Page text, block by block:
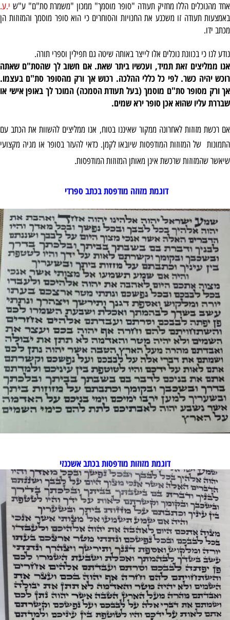
אחד מהנוכלים הללו מחזיק תעודה "סופר מוסמך" ממכון "משמרת סת"ם" ע"ש י.ע.
באמצעות תעודה זו משכנע את החנויות והסוחרים כי הוא סופר מוסמך והמזוזות הן
מכתב ידו.
נודע לנו כי בכוונת נוכלים אלו לייצר באותה שיטה גם תפילין וספרי תורה.
אנו ממליצים זאת תמיד, ועכשיו ביתר שאת. אם חשוב לך שהסת"ם שאתה
רוכש יהיה כשר. לפי כל כללי ההלכה. רכוש אך ורק מהסופר סת"ם בעצמו.
אך ורק מסופר סת"ם מוסמך (בעל תעודת הסמכה) המוכר לך באופן אישי או
שבררת עליו שהוא אכן סופר ירא שמים.
אם רכשת מזוזות לאחרונה ממקור שאיננו בטוח, אנו ממליצים להשוות את הכתב עם
התמונות של המזוזות המודפסות שיובאו לקמן. כדאי להעזר בסופר או מגיה מקצועי
שיאשר שהמזוזות שרכשת אינן מאותן המזוזות המודפסות.
דוגמת מזוזה מודפסת בכתב ספרדי
דוגמת מזוזות מודפסות בכתב אשכנזי